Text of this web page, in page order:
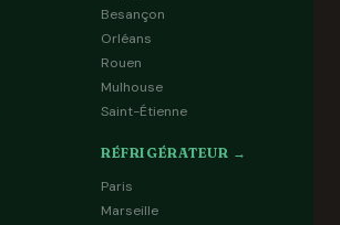
Besançon
Orléans
Rouen
Mulhouse
Saint-Étienne
RÉFRIGÉRATEUR →
Paris
Marseille